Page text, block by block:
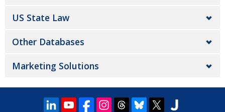
US State Law
Other Databases
Marketing Solutions